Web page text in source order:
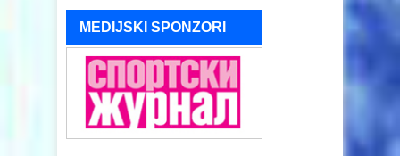
MEDIJSKI SPONZORI